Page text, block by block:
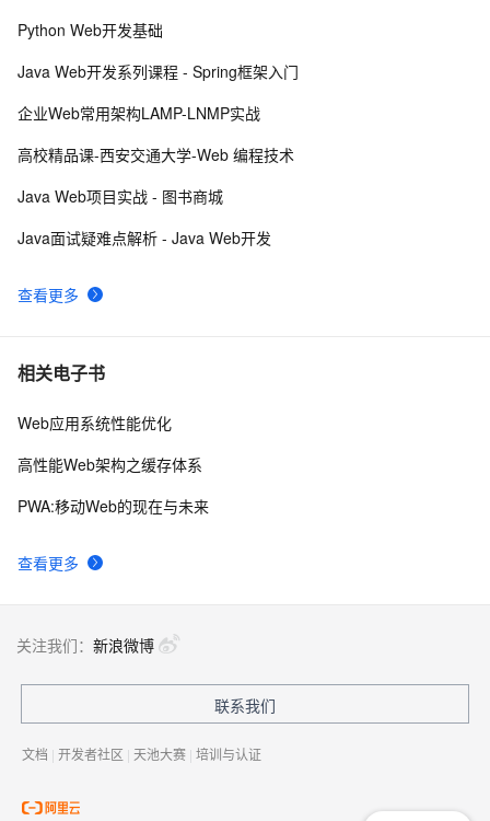
8 RDIFramework.NET开发实例━表约束条件权限的使
10针对 Android Web 应用程序的事件记录器
查看更多
Python Web开发基础
Java Web开发系列课程 - Spring框架入门
企业Web常用架构LAMP-LNMP实战
高校精品课-西安交通大学-Web 编程技术
Java Web项目实战 - 图书商城
Java面试疑难点解析 - Java Web开发
相关电子书
查看更多
Web应用系统性能优化
高性能Web架构之缓存体系
PWA:移动Web的现在与未来
关注我们： 新浪微博
联系我们
文档 | 开发者社区 | 天池大赛 | 培训与认证